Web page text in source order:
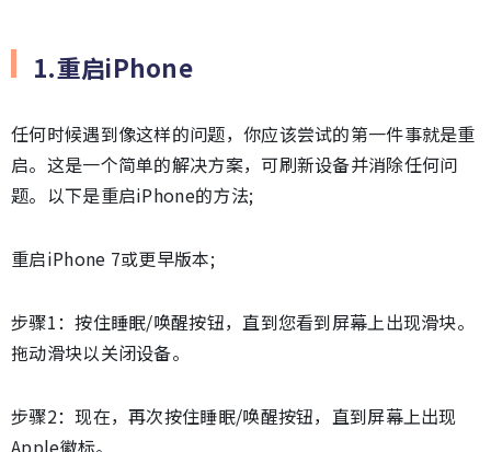
1.重启iPhone
任何时候遇到像这样的问题，你应该尝试的第一件事就是重
启。这是一个简单的解决方案，可刷新设备并消除任何问
题。以下是重启iPhone的方法;
重启iPhone 7或更早版本;
步骤1：按住睡眠/唤醒按钮，直到您看到屏幕上出现滑块。
拖动滑块以关闭设备。
步骤2：现在，再次按住睡眠/唤醒按钮，直到屏幕上出现
Apple徽标。